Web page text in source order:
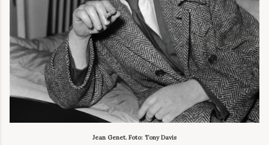
Jean Genet. Foto: Tony Davis